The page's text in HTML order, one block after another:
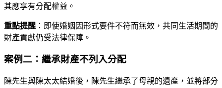
其應享有分配權益。
重點提醒 ：即使婚姻因形式要件不符而無效，共同生活期間的
財產貢獻仍受法律保障。
案例二：繼承財產不列入分配
陳先生與陳太太結婚後，陳先生繼承了母親的遺產，並將部分